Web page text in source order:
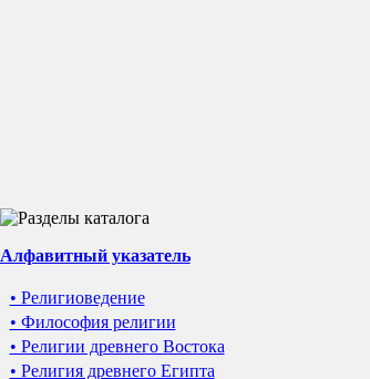
Алфавитный указатель
• Религиоведение
• Философия религии
• Религии древнего Востока
• Религия древнего Египта